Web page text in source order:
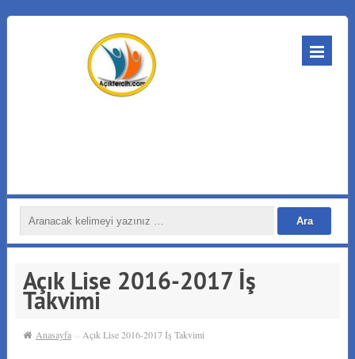
Açık Lise 2016-2017 İş
Takvimi
Anasayfa ›› Açık Lise 2016-2017 İş Takvimi